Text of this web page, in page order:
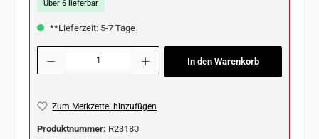
Über 6 lieferbar
**Lieferzeit: 5-7 Tage
Produkt Anzahl: Gib den gewünschten Wert ein oder benutze die Schaltflächen
In den Warenkorb
Zum Merkzettel hinzufügen
Produktnummer: R23180